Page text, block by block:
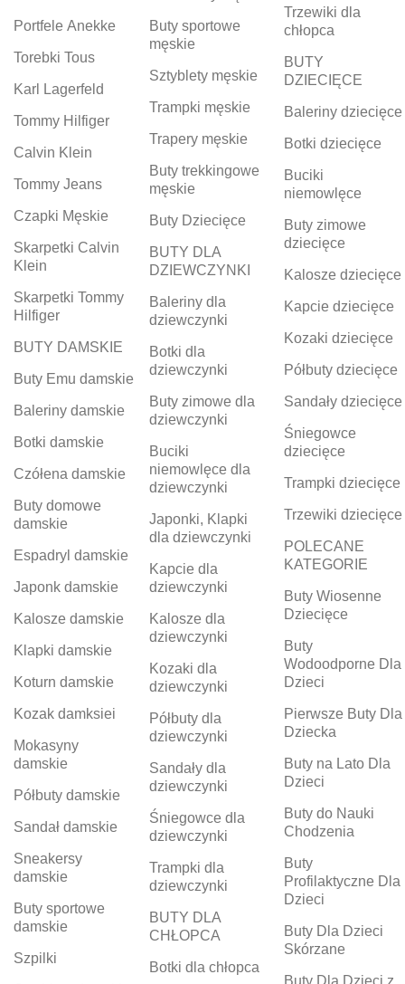
Portfele Anekke
Torebki Tous
Karl Lagerfeld
Tommy Hilfiger
Calvin Klein
Tommy Jeans
Czapki Męskie
Skarpetki Calvin
Klein
Skarpetki Tommy
Hilfiger
BUTY DAMSKIE
Buty Emu damskie
Baleriny damskie
Botki damskie
Czółena damskie
Buty domowe
damskie
Espadryl damskie
Japonk damskie
Kalosze damskie
Klapki damskie
Koturn damskie
Kozak damksiei
Mokasyny
damskie
Półbuty damskie
Sandał damskie
Sneakersy
damskie
Buty sportowe
damskie
Szpilki
Buty sportowe
męskie
Sztyblety męskie
Trampki męskie
Trapery męskie
Buty trekkingowe
męskie
Buty Dziecięce
BUTY DLA
DZIEWCZYNKI
Baleriny dla
dziewczynki
Botki dla
dziewczynki
Buty zimowe dla
dziewczynki
Buciki
niemowlęce dla
dziewczynki
Japonki, Klapki
dla dziewczynki
Kapcie dla
dziewczynki
Kalosze dla
dziewczynki
Kozaki dla
dziewczynki
Półbuty dla
dziewczynki
Sandały dla
dziewczynki
Śniegowce dla
dziewczynki
Trampki dla
dziewczynki
BUTY DLA
CHŁOPCA
Botki dla chłopca
Trzewiki dla
chłopca
BUTY
DZIECIĘCE
Baleriny dziecięce
Botki dziecięce
Buciki
niemowlęce
Buty zimowe
dziecięce
Kalosze dziecięce
Kapcie dziecięce
Kozaki dziecięce
Półbuty dziecięce
Sandały dziecięce
Śniegowce
dziecięce
Trampki dziecięce
Trzewiki dziecięce
POLECANE
KATEGORIE
Buty Wiosenne
Dziecięce
Buty
Wodoodporne Dla
Dzieci
Pierwsze Buty Dla
Dziecka
Buty na Lato Dla
Dzieci
Buty do Nauki
Chodzenia
Buty
Profilaktyczne Dla
Dzieci
Buty Dla Dzieci
Skórzane
Buty Dla Dzieci z